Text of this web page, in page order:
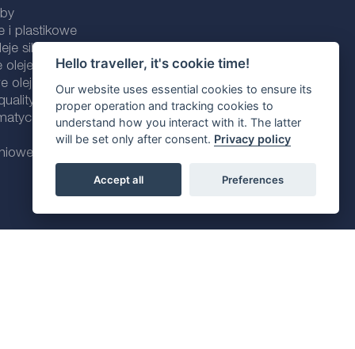
Hello traveller, it's cookie time!
Our website uses essential cookies to ensure its
proper operation and tracking cookies to
understand how you interact with it. The latter
will be set only after consent. Privacy policy
Accept all Preferences
i plastikowe
silnikowe
oleje silnikowe
oleje silnikowe
line